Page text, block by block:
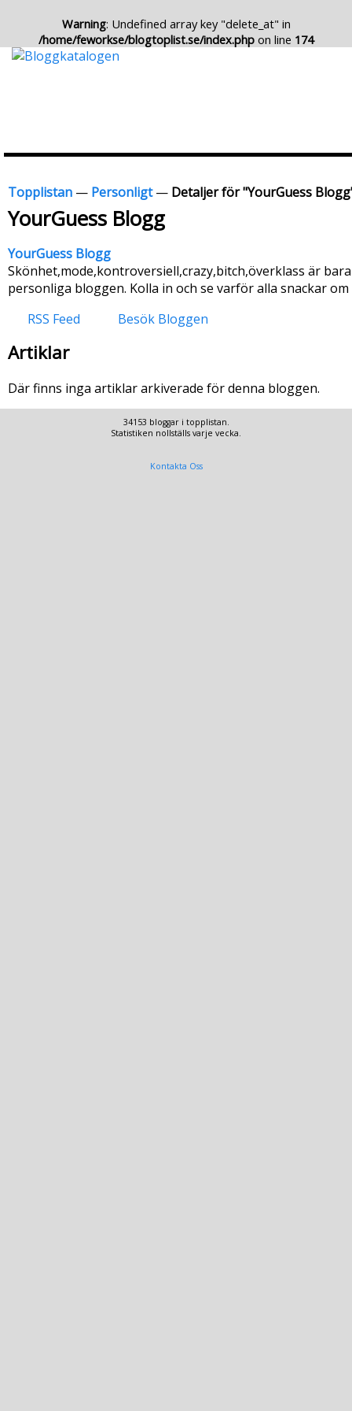
Warning: Undefined array key "delete_at" in
/home/feworkse/blogtoplist.se/index.php on line 174
Topplistan — Personligt— Detaljer för "YourGuess
YourGuess Blogg
YourGuess Blogg
Skönhet,mode,kontroversiell,crazy,bitch,överklass är
personliga bloggen. Kolla in och se varför alla snackar om
RSS Feed
Besök Bloggen
Artiklar
Där finns inga artiklar arkiverade för denna bloggen.
34153 bloggar i topplistan.
Statistiken nollställs varje vecka.
Kontakta Oss